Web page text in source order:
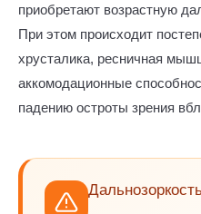
приобретают возрастную
При этом происходит
хрусталика, ресничная
аккомодационные
падению остроты зрения